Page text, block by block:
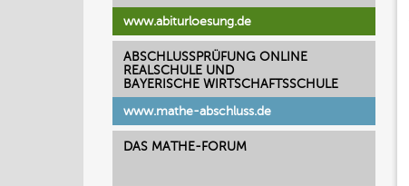
www.abiturloesung.de
ABSCHLUSSPRÜFUNG ONLINE
REALSCHULE UND
BAYERISCHE WIRTSCHAFTSSCHULE
www.mathe-abschluss.de
DAS MATHE-FORUM